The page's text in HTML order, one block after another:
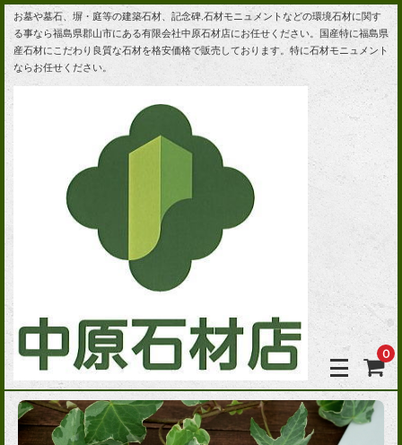
お墓や墓石、塀・庭等の建築石材、記念碑,石材モニュメントなどの環境石材に関す
る事なら福島県郡山市にある有限会社中原石材店にお任せください。国産特に福島県
産石材にこだわり良質な石材を格安価格で販売しております。特に石材モニュメント
ならお任せください。
0